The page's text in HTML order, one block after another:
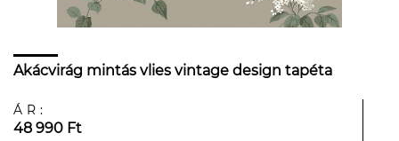
Akácvirág mintás vlies vintage design tapéta
ÁR:
48 990 Ft